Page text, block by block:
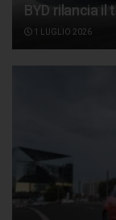
BYD rilancia il
1 LUGLIO 2026